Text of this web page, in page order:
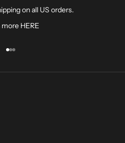
on all US orders.
more HERE
Ir al artículo 1
Ir al artículo 2
Ir al artículo 3